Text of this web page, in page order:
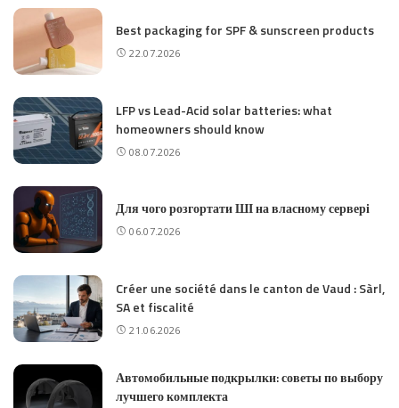
Best packaging for SPF & sunscreen products
22.07.2026
LFP vs Lead-Acid solar batteries: what
homeowners should know
08.07.2026
Для чого розгортати ШІ на власному сервері
06.07.2026
Créer une société dans le canton de Vaud : Sàrl,
SA et fiscalité
21.06.2026
Автомобильные подкрылки: советы по выбору
лучшего комплекта